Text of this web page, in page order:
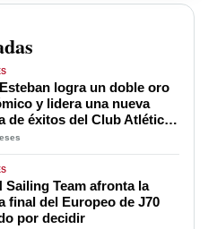
logra un doble oro
y lidera una nueva
de éxitos del Club Atlético
Carmencita
Sailing Team afronta la
final del Europeo de J70
por decidir